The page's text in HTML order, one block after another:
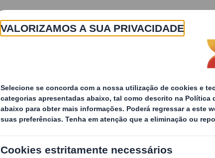
Sobre Produtos e
Estratégia de Sustentabilidade